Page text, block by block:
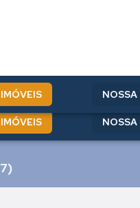
NOSSA
NOSSA